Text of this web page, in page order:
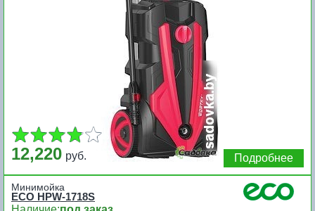
12,220 руб. Подробнее
Минимойка
ECO HPW-1718S